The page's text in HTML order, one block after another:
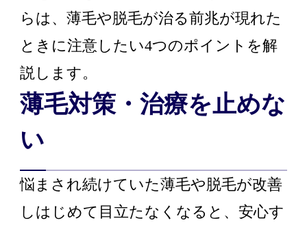
らは、薄毛や脱毛が治る前兆が現れた
ときに注意したい4つのポイントを解
説します。
薄毛対策・治療を止めな
い
悩まされ続けていた薄毛や脱毛が改善
しはじめて目立たなくなると、安心す